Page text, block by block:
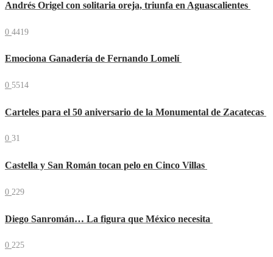
Andrés Origel con solitaria oreja, triunfa en Aguascalientes
0 4419
Emociona Ganadería de Fernando Lomelí
0 5514
Carteles para el 50 aniversario de la Monumental de Zacatecas
0 31
Castella y San Román tocan pelo en Cinco Villas
0 229
Diego Sanromán… La figura que México necesita
0 225